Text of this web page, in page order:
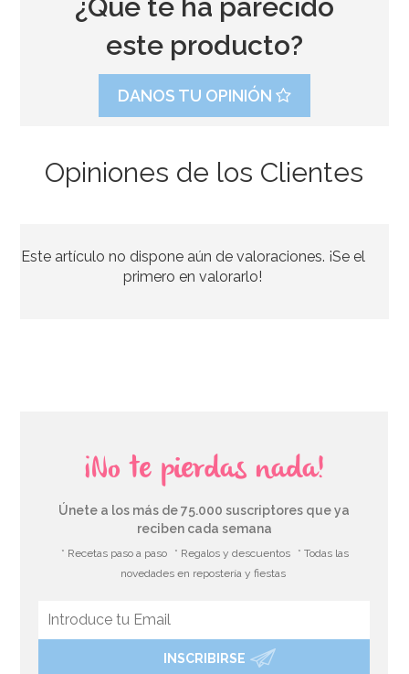
44,95€
Bombona de Helio para Globos Maxi
¿Qué te ha parecido
este producto?
DANOS TU OPINIÓN
Opiniones de los Clientes
Este artículo no dispone aún de valoraciones. ¡Se el
primero en valorarlo!
¡No te pierdas nada!
Únete a los más de 75.000 suscriptores que ya
reciben cada semana
* Recetas paso a paso * Regalos y descuentos
* Todas las
novedades en repostería y fiestas
INSCRIBIRSE